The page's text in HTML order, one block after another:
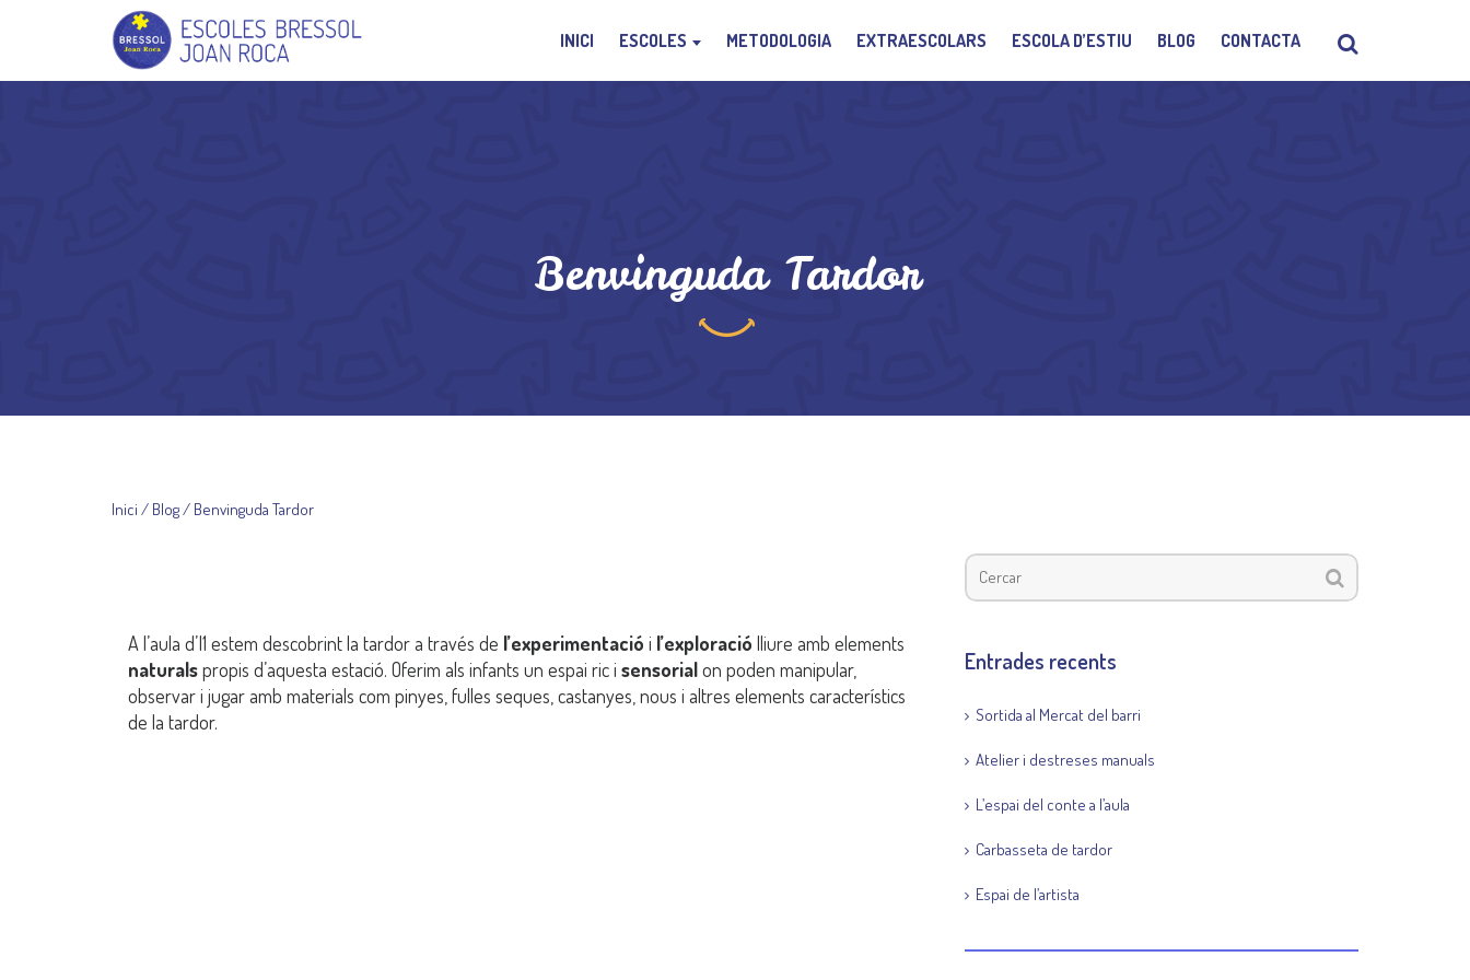
INICI ESCOLES METODOLOGIA EXTRAESCOLARS ESCOLA D’ESTIU BLOG CONTACTA
Benvinguda Tardor
Inici Blog Benvinguda Tardor
A l’aula d’I1 estem descobrint la tardor a través de l’experimentació i l’exploració lliure amb elements
naturalspropis d’aquesta estació. Oferim als infants un espai ric i sensorialon poden manipular,
observar i jugar amb materials com pinyes, fulles seques, castanyes, nous i altres elements característics
de la tardor.
Entrades recents
Sortida al Mercat del barri
Atelier i destreses manuals
L’espai del conte a l’aula
Carbasseta de tardor
Espai de l’artista